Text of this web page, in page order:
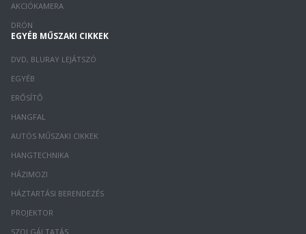
AKCIÓKAMERA
DRÓN
EGYÉB MŰSZAKI CIKKEK
DVD, BLURAY LEJÁTSZÓ
EGYÉB
ERŐSÍTŐ
HANGFAL
AUTÓS MŰSZAKI CIKKEK
HANGTECHNIKA
HÁZIMOZI
HÁZTARTÁSI BERENDEZÉS
PROJEKTOR
SZOLGÁLTATÁS